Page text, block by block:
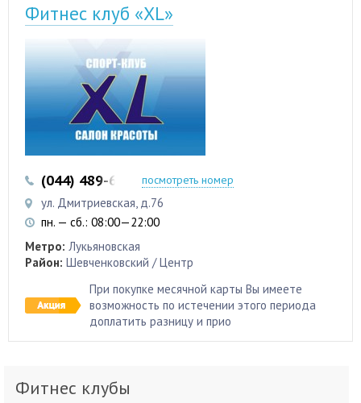
Фитнес клуб «XL»
(044) 489-66-88 (044) 489-66-56
посмотреть номер
ул. Дмитриевская, д.76
пн. — сб.: 08:00—22:00
Метро: Лукьяновская
Район: Шевченковский / Центр
При покупке месячной карты Вы имеете
возможность по истечении этого периода
доплатить разницу и прио
Фитнес клубы